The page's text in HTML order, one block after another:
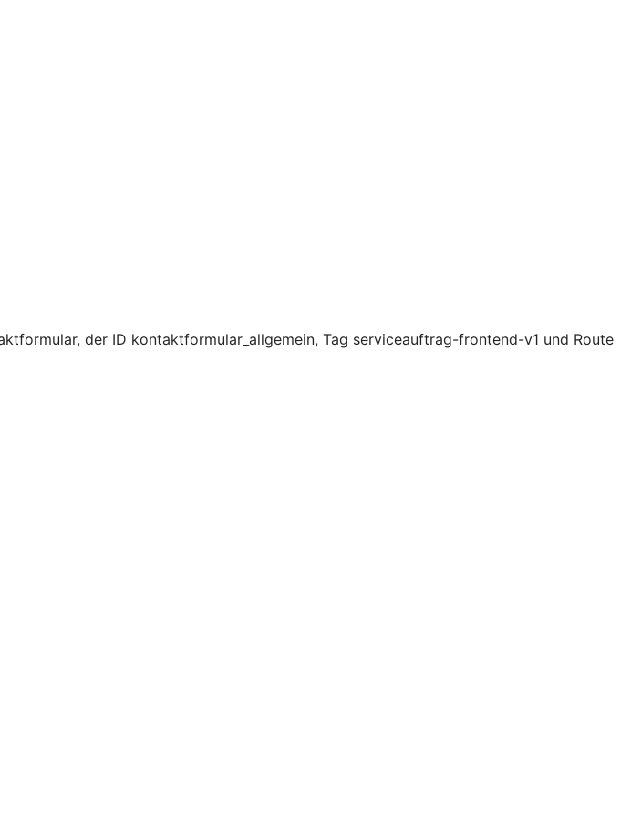
der ID kontaktformular_allgemein, Tag serviceauftrag-frontend-v1 und Route